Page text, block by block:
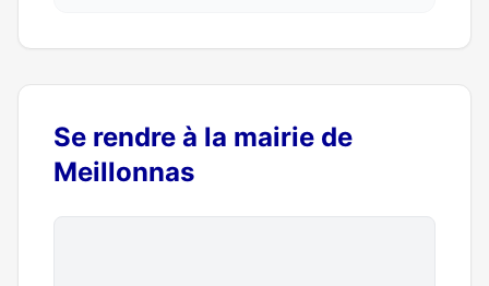
Se rendre à la mairie de
Meillonnas